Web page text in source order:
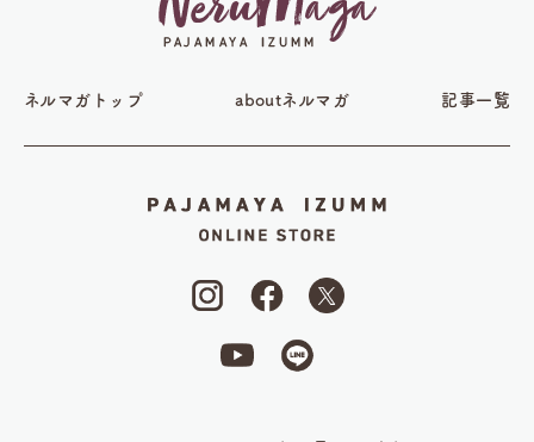
ネルマガトップ aboutネルマガ 記事一覧